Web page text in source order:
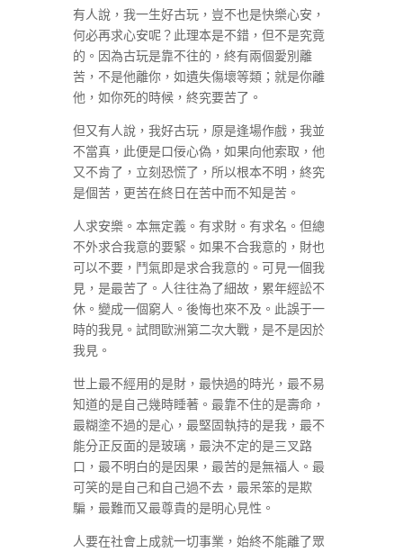
有人說，我一生好古玩，豈不也是快樂心安，
何必再求心安呢？此理本是不錯，但不是究竟
的。因為古玩是靠不往的，終有兩個愛別離
苦，不是他離你，如遺失傷壞等類；就是你離
他，如你死的時候，終究要苦了。
但又有人說，我好古玩，原是逢場作戲，我並
不當真，此便是口佞心偽，如果向他索取，他
又不肯了，立刻恐慌了，所以根本不明，終究
是個苦，更苦在終日在苦中而不知是苦。
人求安樂。本無定義。有求財。有求名。但總
不外求合我意的要緊。如果不合我意的，財也
可以不要，鬥氣即是求合我意的。可見一個我
見，是最苦了。人往往為了細故，累年經訟不
休。變成一個窮人。後悔也來不及。此誤于一
時的我見。試問歐洲第二次大戰，是不是因於
我見。
世上最不經用的是財，最快過的時光，最不易
知道的是自己幾時睡著。最靠不住的是壽命，
最糊塗不過的是心，最堅固執持的是我，最不
能分正反面的是玻璃，最決不定的是三叉路
口，最不明白的是因果，最苦的是無福人。最
可笑的是自己和自己過不去，最呆笨的是欺
騙，最難而又最尊貴的是明心見性。
人要在社會上成就一切事業，始終不能離了眾